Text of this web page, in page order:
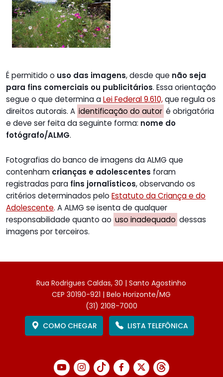
É permitido o uso das imagens, desde que não seja
para fins comerciais ou publicitários. Essa orientação
segue o que determina aLei Federal 9.610,que regula os
direitos autorais. A identificação do autor é obrigatória
e deve ser feita da seguinte forma: nome do
fotógrafo/ALMG.
Fotografias do banco de imagens da ALMG que
contenham crianças e adolescentes foram
registradas para fins jornalísticos, observando os
critérios determinados pelo Estatuto da Criança e do
Adolescente. A ALMG se isenta de qualquer
responsabilidade quanto ao uso inadequado dessas
imagens por terceiros.
Rua Rodrigues Caldas, 30 | Santo Agostinho
CEP 30190-921 | Belo Horizonte/MG
(31) 2108-7000
COMO CHEGAR
LISTA TELEFÔNICA